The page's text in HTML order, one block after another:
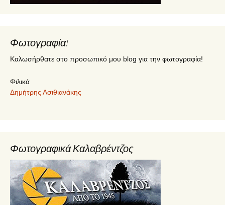
Φωτογραφία!
Καλωσήρθατε στο προσωπικό μου blog για την φωτογραφία!
Φιλικά
Δημήτρης Ασιθιανάκης
Φωτογραφικά Καλαβρέντζος